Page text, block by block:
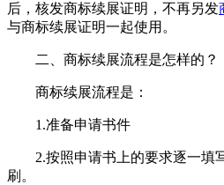
后，核发商标续展证明，不再另发
与商标续展证明一起使用。
二、商标续展流程是怎样的？
商标续展流程是：
1.准备申请书件
2.按照申请书上的要求逐一填
刷。